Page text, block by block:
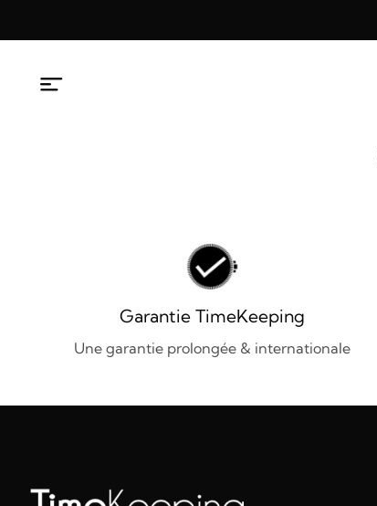
Garantie TimeKeeping
Une garantie prolongée & internationale